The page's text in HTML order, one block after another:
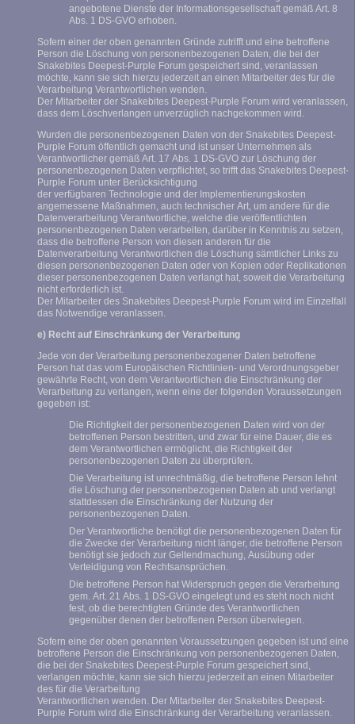
angebotene Dienste der Informationsgesellschaft gemäß Art. 8
Abs. 1 DS-GVO erhoben.
Sofern einer der oben genannten Gründe zutrifft und eine betroffene
Person die Löschung von personenbezogenen Daten, die bei der
Snakebites Deepest-Purple Forum gespeichert sind, veranlassen
möchte, kann sie sich hierzu jederzeit an einen Mitarbeiter des für die
Verarbeitung Verantwortlichen wenden.
Der Mitarbeiter der Snakebites Deepest-Purple Forum wird veranlassen,
dass dem Löschverlangen unverzüglich nachgekommen wird.
Wurden die personenbezogenen Daten von der Snakebites Deepest-
Purple Forum öffentlich gemacht und ist unser Unternehmen als
Verantwortlicher gemäß Art. 17 Abs. 1 DS-GVO zur Löschung der
personenbezogenen Daten verpflichtet, so trifft das Snakebites Deepest-
Purple Forum unter Berücksichtigung
der verfügbaren Technologie und der Implementierungskosten
angemessene Maßnahmen, auch technischer Art, um andere für die
Datenverarbeitung Verantwortliche, welche die veröffentlichten
personenbezogenen Daten verarbeiten, darüber in Kenntnis zu setzen,
dass die betroffene Person von diesen anderen für die
Datenverarbeitung Verantwortlichen die Löschung sämtlicher Links zu
diesen personenbezogenen Daten oder von Kopien oder Replikationen
dieser personenbezogenen Daten verlangt hat, soweit die Verarbeitung
nicht erforderlich ist.
Der Mitarbeiter des Snakebites Deepest-Purple Forum wird im Einzelfall
das Notwendige veranlassen.
e) Recht auf Einschränkung der Verarbeitung
Jede von der Verarbeitung personenbezogener Daten betroffene
Person hat das vom Europäischen Richtlinien- und Verordnungsgeber
gewährte Recht, von dem Verantwortlichen die Einschränkung der
Verarbeitung zu verlangen, wenn eine der folgenden Voraussetzungen
gegeben ist:
Die Richtigkeit der personenbezogenen Daten wird von der
betroffenen Person bestritten, und zwar für eine Dauer, die es
dem Verantwortlichen ermöglicht, die Richtigkeit der
personenbezogenen Daten zu überprüfen.
Die Verarbeitung ist unrechtmäßig, die betroffene Person lehnt
die Löschung der personenbezogenen Daten ab und verlangt
stattdessen die Einschränkung der Nutzung der
personenbezogenen Daten.
Der Verantwortliche benötigt die personenbezogenen Daten für
die Zwecke der Verarbeitung nicht länger, die betroffene Person
benötigt sie jedoch zur Geltendmachung, Ausübung oder
Verteidigung von Rechtsansprüchen.
Die betroffene Person hat Widerspruch gegen die Verarbeitung
gem. Art. 21 Abs. 1 DS-GVO eingelegt und es steht noch nicht
fest, ob die berechtigten Gründe des Verantwortlichen
gegenüber denen der betroffenen Person überwiegen.
Sofern eine der oben genannten Voraussetzungen gegeben ist und eine
betroffene Person die Einschränkung von personenbezogenen Daten,
die bei der Snakebites Deepest-Purple Forum gespeichert sind,
verlangen möchte, kann sie sich hierzu jederzeit an einen Mitarbeiter
des für die Verarbeitung
Verantwortlichen wenden. Der Mitarbeiter der Snakebites Deepest-
Purple Forum wird die Einschränkung der Verarbeitung veranlassen.